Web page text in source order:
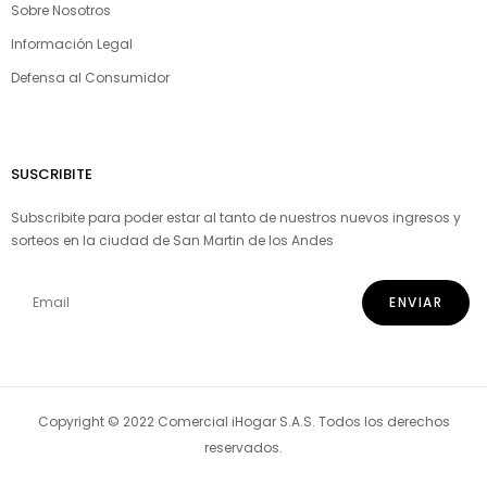
Sobre Nosotros
Información Legal
Defensa al Consumidor
SUSCRIBITE
Subscribite para poder estar al tanto de nuestros nuevos ingresos y
sorteos en la ciudad de San Martin de los Andes
Copyright © 2022 Comercial iHogar S.A.S. Todos los derechos
reservados.